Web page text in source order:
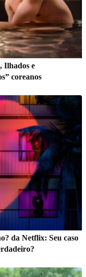
Ilhados e
coreanos
da Netflix: Seu caso